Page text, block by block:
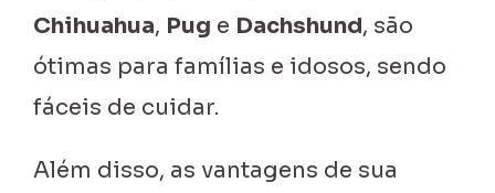
Chihuahua, Pug e Dachshund, são
ótimas para famílias e idosos, sendo
fáceis de cuidar.
Além disso, as vantagens de sua